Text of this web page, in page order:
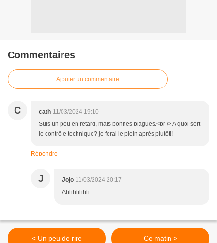
Commentaires
Ajouter un commentaire
C cath 11/03/2024 19:10
Suis un peu en retard, mais bonnes blagues.<br /> A quoi sert
le contrôle technique? je ferai le plein après plutôt!!
Répondre
J Jojo 11/03/2024 20:17
Ahhhhhhh
< Un peu de rire Ce matin >